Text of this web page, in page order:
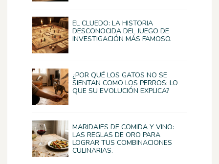
EL CLUEDO: LA HISTORIA
DESCONOCIDA DEL JUEGO DE
INVESTIGACIÓN MÁS FAMOSO.
¿POR QUÉ LOS GATOS NO SE
SIENTAN COMO LOS PERROS: LO
QUE SU EVOLUCIÓN EXPLICA?
MARIDAJES DE COMIDA Y VINO:
LAS REGLAS DE ORO PARA
LOGRAR TUS COMBINACIONES
CULINARIAS.